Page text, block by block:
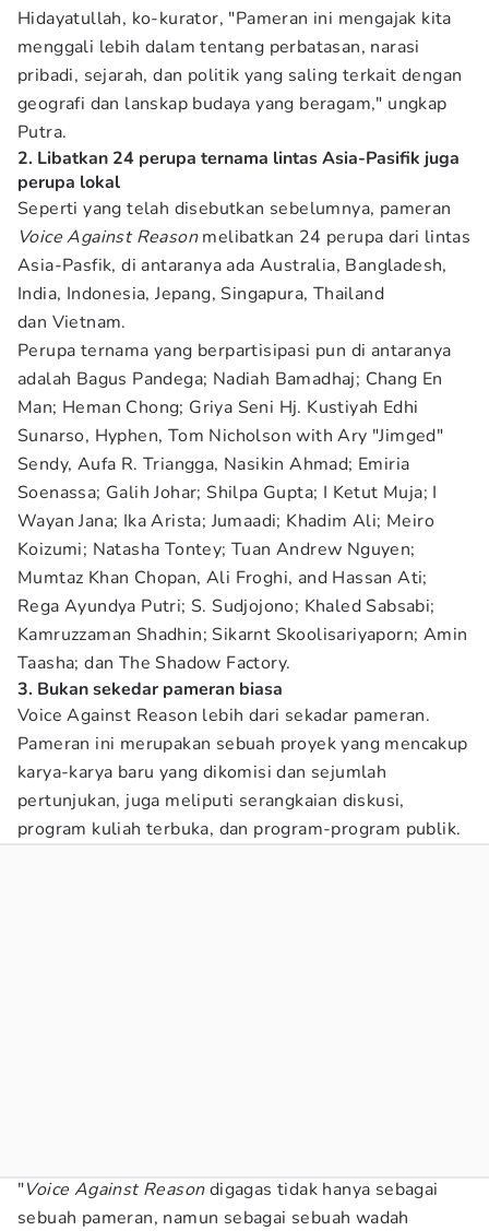
Hidayatullah, ko-kurator, "Pameran ini mengajak kita
menggali lebih dalam tentang perbatasan, narasi
pribadi, sejarah, dan politik yang saling terkait dengan
geografi dan lanskap budaya yang beragam," ungkap
Putra.
2. Libatkan 24 perupa ternama lintas Asia-Pasifik juga
perupa lokal
Seperti yang telah disebutkan sebelumnya, pameran
Voice Against Reasonmelibatkan 24 perupa dari lintas
Asia-Pasfik, di antaranya ada Australia, Bangladesh,
India, Indonesia, Jepang, Singapura, Thailand
dan Vietnam.
Perupa ternama yang berpartisipasi pun di antaranya
adalah Bagus Pandega; Nadiah Bamadhaj; Chang En
Man; Heman Chong; Griya Seni Hj. Kustiyah Edhi
Sunarso, Hyphen, Tom Nicholson with Ary "Jimged"
Sendy, Aufa R. Triangga, Nasikin Ahmad; Emiria
Soenassa; Galih Johar; Shilpa Gupta; I Ketut Muja; I
Wayan Jana; Ika Arista; Jumaadi; Khadim Ali; Meiro
Koizumi; Natasha Tontey; Tuan Andrew Nguyen;
Mumtaz Khan Chopan, Ali Froghi, and Hassan Ati;
Rega Ayundya Putri; S. Sudjojono; Khaled Sabsabi;
Kamruzzaman Shadhin; Sikarnt Skoolisariyaporn; Amin
Taasha; dan The Shadow Factory.
3. Bukan sekedar pameran biasa
Voice Against Reason lebih dari sekadar pameran.
Pameran ini merupakan sebuah proyek yang mencakup
karya-karya baru yang dikomisi dan sejumlah
pertunjukan, juga meliputi serangkaian diskusi,
program kuliah terbuka, dan program-program publik.
"Voice Against Reasondigagas tidak hanya sebagai
sebuah pameran, namun sebagai sebuah wadah